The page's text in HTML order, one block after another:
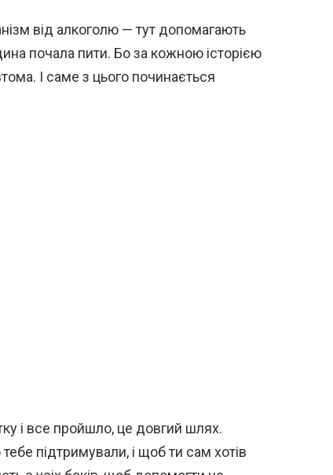
від алкоголю — тут допомагають
почала пити. Бо за кожною історією
І саме з цього починається
і все пройшло, це довгий шлях.
підтримували, і щоб ти сам хотів